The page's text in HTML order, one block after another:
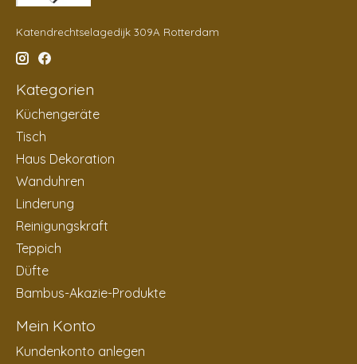
Katendrechtselagedijk 309A Rotterdam
Kategorien
Küchengeräte
Tisch
Haus Dekoration
Wanduhren
Linderung
Reinigungskraft
Teppich
Düfte
Bambus-Akazie-Produkte
Mein Konto
Kundenkonto anlegen